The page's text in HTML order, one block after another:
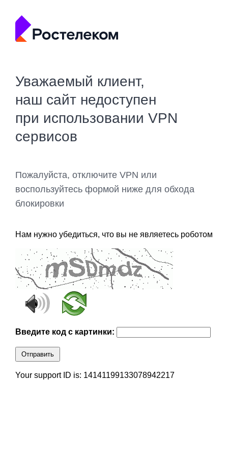
Уважаемый клиент,
наш сайт недоступен
при использовании VPN
сервисов
Пожалуйста, отключите VPN или
воспользуйтесь формой ниже для обхода
блокировки
Нам нужно убедиться, что вы не являетесь роботом
Введите код с картинки:
Отправить
Your support ID is: 14141199133078942217